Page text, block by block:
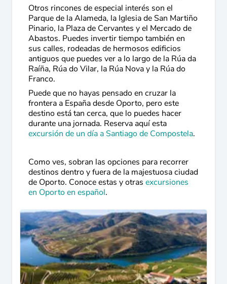
Otros rincones de especial interés son el
Parque de la Alameda, la Iglesia de San Martiño
Pinario, la Plaza de Cervantes y el Mercado de
Abastos. Puedes invertir tiempo también en
sus calles, rodeadas de hermosos edificios
antiguos que puedes ver a lo largo de la Rúa da
Raíña, Rúa do Vilar, la Rúa Nova y la Rúa do
Franco.
Puede que no hayas pensado en cruzar la
frontera a España desde Oporto, pero este
destino está tan cerca, que lo puedes hacer
durante una jornada. Reserva aquí esta
excursión de un día a Santiago de Compostela.
Como ves, sobran las opciones para recorrer
destinos dentro y fuera de la majestuosa ciudad
de Oporto. Conoce estas y otras excursiones
en Oporto en español.